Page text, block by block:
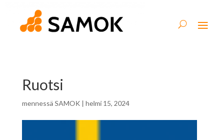
Ruotsi
mennessä SAMOK | helmi 15, 2024